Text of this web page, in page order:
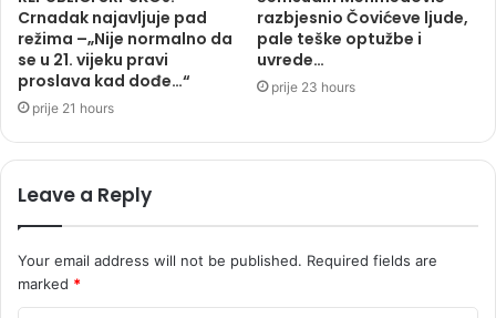
Crnadak najavljuje pad
režima –„Nije normalno da
se u 21. vijeku pravi
proslava kad dođe…“
prije 21 hours
razbjesnio Čovićeve ljude,
pale teške optužbe i
uvrede…
prije 23 hours
Leave a Reply
Your email address will not be published. Required fields are
marked *